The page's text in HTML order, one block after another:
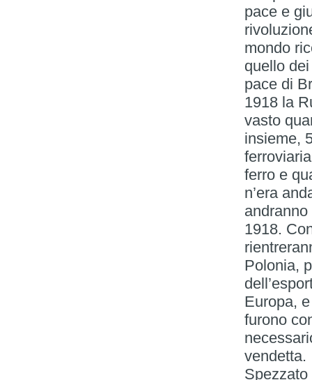
pace e
mondo
quello
pace di
1918 la
vasto
insieme,
ferro e
n’era
1918.
Polonia,
Europa,
furono
vendetta.